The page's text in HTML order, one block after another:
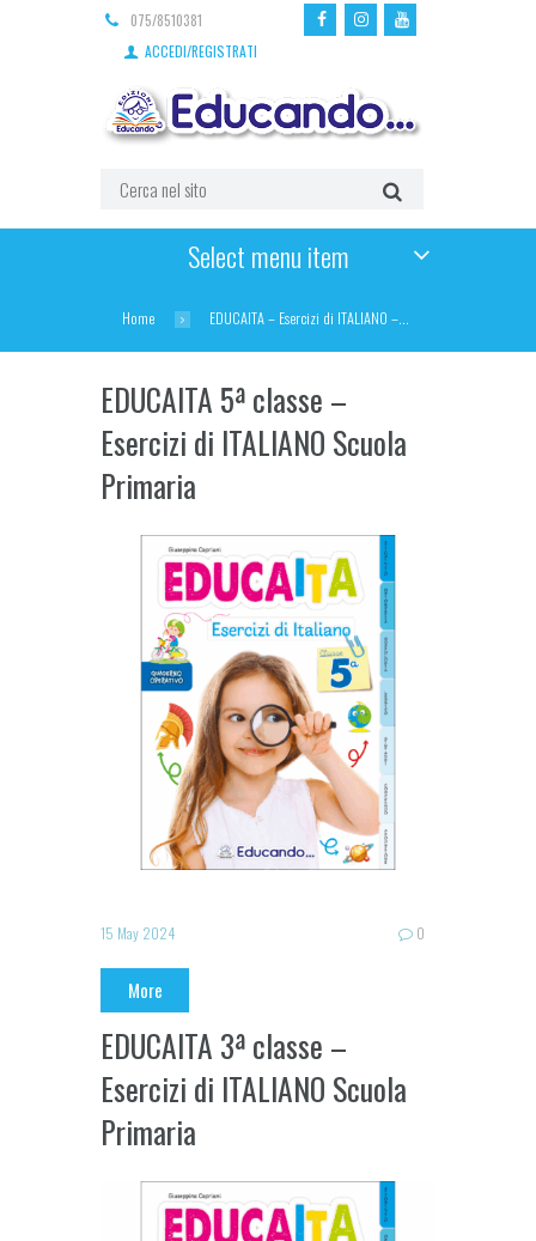
075/8510381
ACCEDI/REGISTRATI
Select menu item
Home EDUCAITA – Esercizi di ITALIANO –...
EDUCAITA 5ª classe –
Esercizi di ITALIANO Scuola
Primaria
15 May 2024 0
More
EDUCAITA 3ª classe –
Esercizi di ITALIANO Scuola
Primaria